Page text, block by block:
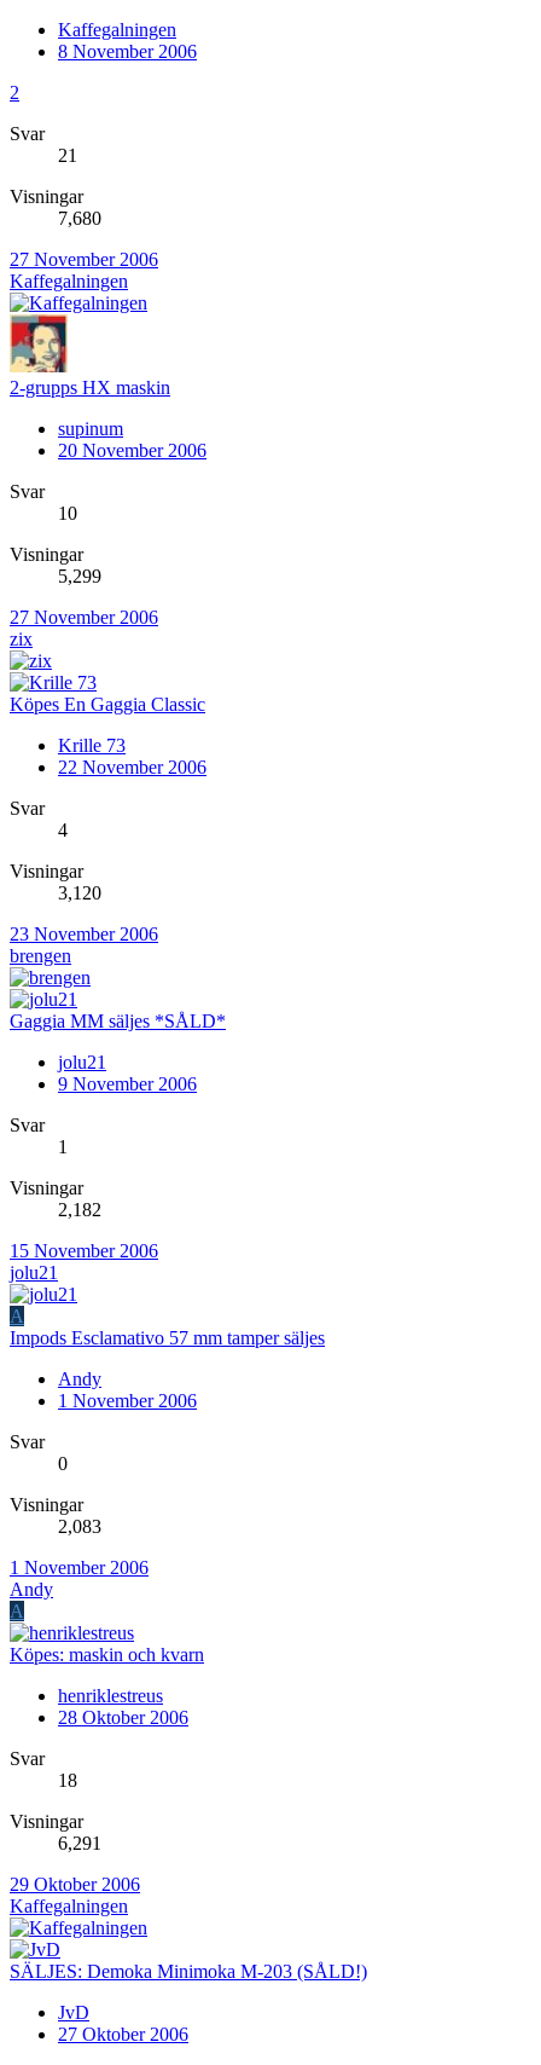
Kaffegalningen
8 November 2006
2
Svar
21
Visningar
7,680
27 November 2006
Kaffegalningen
2-grupps HX maskin
supinum
20 November 2006
Svar
10
Visningar
5,299
27 November 2006
zix
Köpes En Gaggia Classic
Krille 73
22 November 2006
Svar
4
Visningar
3,120
23 November 2006
brengen
Gaggia MM säljes *SÅLD*
jolu21
9 November 2006
Svar
1
Visningar
2,182
15 November 2006
jolu21
A
Impods Esclamativo 57 mm tamper säljes
Andy
1 November 2006
Svar
0
Visningar
2,083
1 November 2006
Andy
A
Köpes: maskin och kvarn
henriklestreus
28 Oktober 2006
Svar
18
Visningar
6,291
29 Oktober 2006
Kaffegalningen
SÄLJES: Demoka Minimoka M-203 (SÅLD!)
JvD
27 Oktober 2006